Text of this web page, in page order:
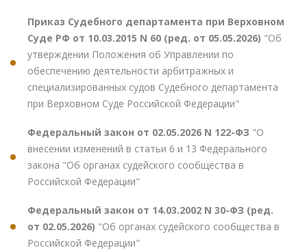
Приказ Судебного департамента при Верховном
Суде РФ от 10.03.2015 N 60 (ред. от 05.05.2026) "Об
утверждении Положения об Управлении по
обеспечению деятельности арбитражных и
специализированных судов Судебного департамента
при Верховном Суде Российской Федерации"
Федеральный закон от 02.05.2026 N 122-ФЗ "О
внесении изменений в статьи 6 и 13 Федерального
закона "Об органах судейского сообщества в
Российской Федерации"
Федеральный закон от 14.03.2002 N 30-ФЗ (ред.
от 02.05.2026) "Об органах судейского сообщества в
Российской Федерации"